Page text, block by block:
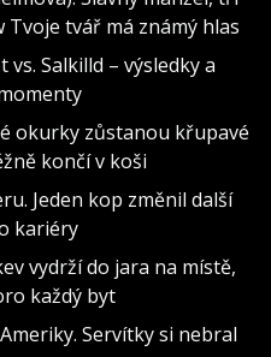
tvář má známý hlas
vs. Salkilld – výsledky a
okurky zůstanou křupavé
končí v koši
Jeden kop změnil další
kariéry
vydrží do jara na místě,
každý byt
Servítky si nebral